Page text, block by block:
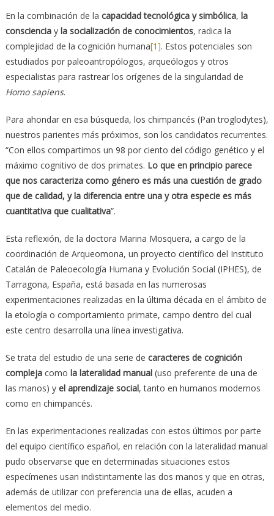
En la combinación de la capacidad tecnológica y simbólica, la
conscienciay la socialización de conocimientos, radica la
complejidad de la cognición humana[1]. Estos potenciales son
estudiados por paleoantropólogos, arqueólogos y otros
especialistas para rastrear los orígenes de la singularidad de
Homo sapiens.
Para ahondar en esa búsqueda, los chimpancés (Pan troglodytes),
nuestros parientes más próximos, son los candidatos recurrentes.
“Con ellos compartimos un 98 por ciento del código genético y el
máximo cognitivo de dos primates. Lo que en principio parece
que nos caracteriza como género es más una cuestión de grado
que de calidad, y la diferencia entre una y otra especie es más
cuantitativa que cualitativa”.
Esta reflexión, de la doctora Marina Mosquera, a cargo de la
coordinación de Arqueomona, un proyecto científico del Instituto
Catalán de Paleoecología Humana y Evolución Social (IPHES), de
Tarragona, España, está basada en las numerosas
experimentaciones realizadas en la última década en el ámbito de
la etología o comportamiento primate, campo dentro del cual
este centro desarrolla una línea investigativa.
Se trata del estudio de una serie de caracteres de cognición
complejacomo la lateralidad manual(uso preferente de una de
las manos) y el aprendizaje social, tanto en humanos modernos
como en chimpancés.
En las experimentaciones realizadas con estos últimos por parte
del equipo científico español, en relación con la lateralidad manual
pudo observarse que en determinadas situaciones estos
especímenes usan indistintamente las dos manos y que en otras,
además de utilizar con preferencia una de ellas, acuden a
elementos del medio.